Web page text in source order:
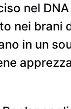
nel
nei brani
in un